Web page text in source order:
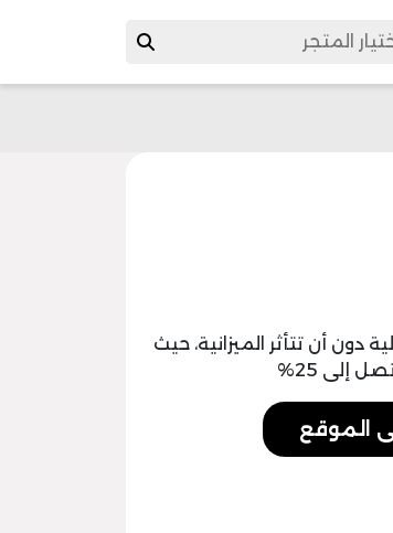
أن تتأثر الميزانية، حيث
إلى 25%
الموقع